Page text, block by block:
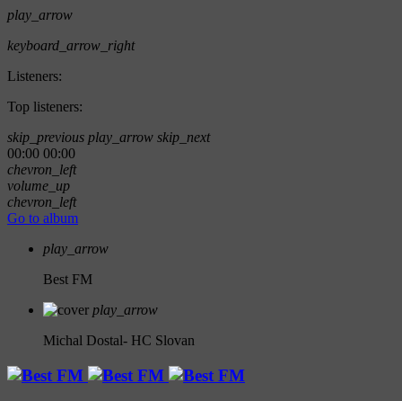
play_arrow
keyboard_arrow_right
Listeners:
Top listeners:
skip_previous play_arrow skip_next
00:00 00:00
chevron_left
volume_up
chevron_left
Go to album
play_arrow
Best FM
play_arrow
Michal Dostal- HC Slovan